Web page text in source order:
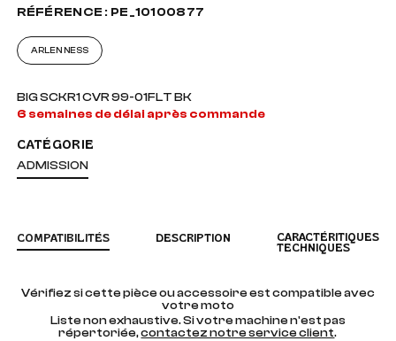
RÉFÉRENCE : PE_10100877
ARLEN NESS
BIG SCKR1 CVR 99-01FLT BK
6 semaines de délai après commande
CATÉGORIE
ADMISSION
COMPATIBILITÉS DESCRIPTION
CARACTÉRITIQUES
TECHNIQUES
Vérifiez si cette pièce ou accessoire est compatible avec
votre moto
Liste non exhaustive. Si votre machine n'est pas
répertoriée,contactez notre service client.